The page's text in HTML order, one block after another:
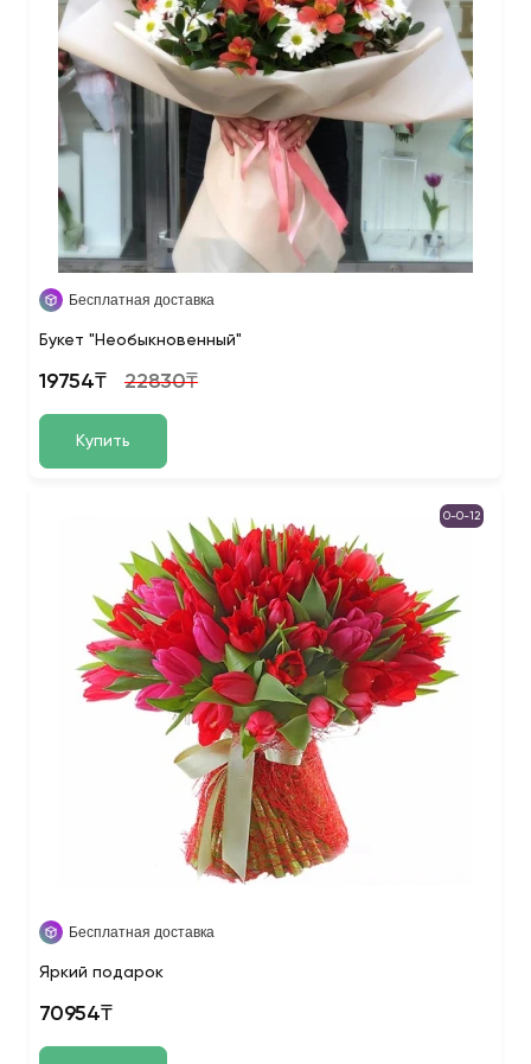
Бесплатная доставка
Букет "Необыкновенный"
19754₸ 22830₸
Купить
0-0-12
Бесплатная доставка
Яркий подарок
70954₸